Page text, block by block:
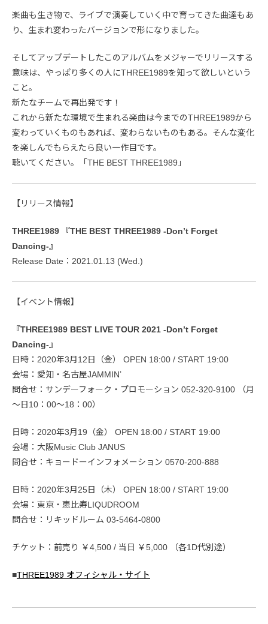
楽曲も生き物で、ライブで演奏していく中で育ってきた曲達もあ
り、生まれ変わったバージョンで形になりました。
そしてアップデートしたこのアルバムをメジャーでリリースする
意味は、やっぱり多くの人にTHREE1989を知って欲しいという
こと。
新たなチームで再出発です！
これから新たな環境で生まれる楽曲は今までのTHREE1989から
変わっていくものもあれば、変わらないものもある。そんな変化
を楽しんでもらえたら良い一作目です。
聴いてください。「THE BEST THREE1989」
【リリース情報】
THREE1989 『THE BEST THREE1989 -Don’t Forget
Dancing-』
Release Date：2021.01.13 (Wed.)
【イベント情報】
『THREE1989 BEST LIVE TOUR 2021 -Don’t Forget
Dancing-』
日時：2020年3月12日（金） OPEN 18:00 / START 19:00
会場：愛知・名古屋JAMMIN’
問合せ：サンデーフォーク・プロモーション 052-320-9100 （月
～日10：00～18：00）
日時：2020年3月19（金） OPEN 18:00 / START 19:00
会場：大阪Music Club JANUS
問合せ：キョードーインフォメーション 0570-200-888
日時：2020年3月25日（木） OPEN 18:00 / START 19:00
会場：東京・恵比寿LIQUDROOM
問合せ：リキッドルーム 03-5464-0800
チケット：前売り ￥4,500 / 当日 ￥5,000 （各1D代別途）
■THREE1989 オフィシャル・サイト